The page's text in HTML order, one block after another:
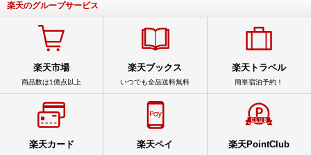
楽天のグループサービス
楽天市場
商品数は1億点以上
楽天ブックス
いつでも全品送料無料
楽天トラベル
簡単宿泊予約！
楽天カード 楽天ペイ 楽天PointClub